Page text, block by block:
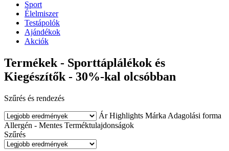
Sport
Élelmiszer
Testápolók
Ajándékok
Akciók
Termékek - Sporttáplálékok és
Kiegészítők - 30%-kal olcsóbban
Szűrés és rendezés
Ár Highlights Márka Adagolási forma
Allergén - Mentes Terméktulajdonságok
Szűrés